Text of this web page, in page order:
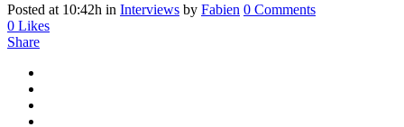
Posted at 10:42h in Interviews by Fabien 0 Comments
0 Likes
Share